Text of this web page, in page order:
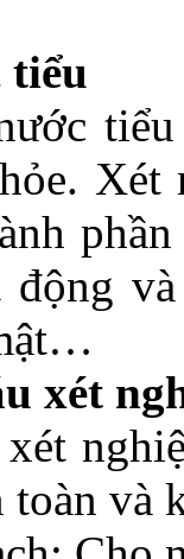
tiểu
tiểu
xét
toàn và